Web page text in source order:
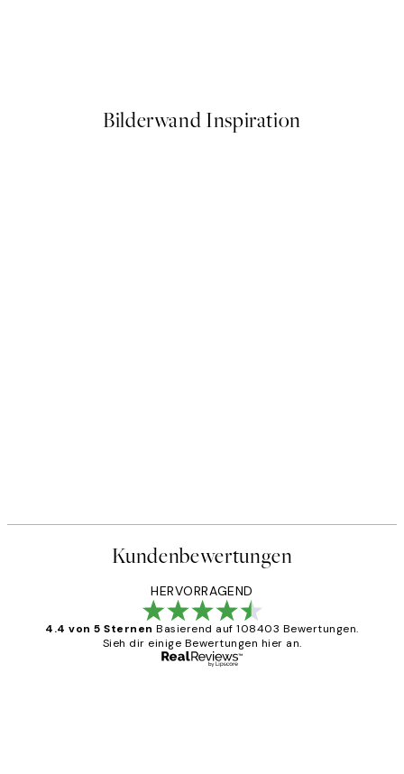
Bilderwand Inspiration
Kundenbewertungen
HERVORRAGEND
4.4 von 5 Sternen Basierend auf 108403 Bewertungen.
Sieh dir einige Bewertungen hier an.